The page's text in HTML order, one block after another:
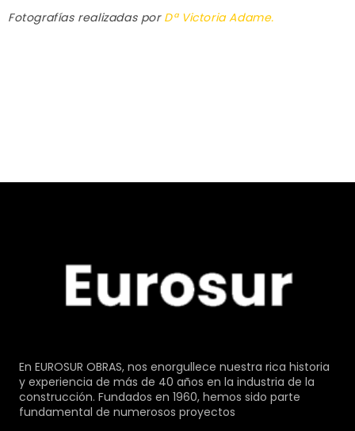
Fotografías realizadas por Dª Victoria Adame.
En EUROSUR OBRAS, nos enorgullece nuestra rica historia
y experiencia de más de 40 años en la industria de la
construcción. Fundados en 1960, hemos sido parte
fundamental de numerosos proyectos